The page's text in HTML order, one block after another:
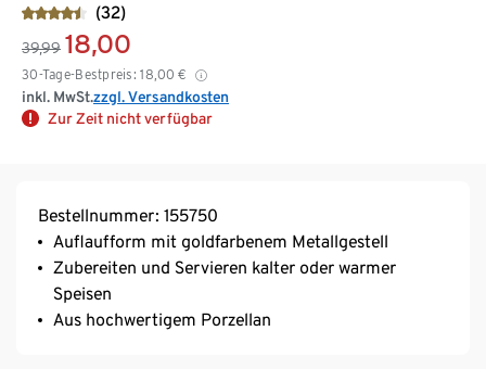
(32)
39,99 18,00
30-Tage-Bestpreis: 18,00 €
inkl. MwSt.zzgl. Versandkosten
Zur Zeit nicht verfügbar
Bestellnummer: 155750
Auflaufform mit goldfarbenem Metallgestell
Zubereiten und Servieren kalter oder warmer
Speisen
Aus hochwertigem Porzellan